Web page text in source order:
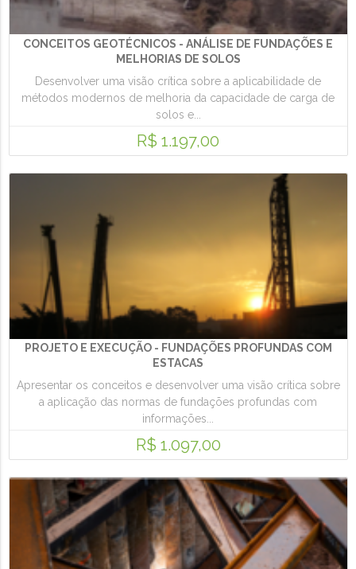
CONCEITOS GEOTÉCNICOS - ANÁLISE DE FUNDAÇÕES E
MELHORIAS DE SOLOS
Desenvolver uma visão crítica sobre a aplicabilidade de
métodos modernos de melhoria da capacidade de carga de
solos e...
R$ 1.197,00
PROJETO E EXECUÇÃO - FUNDAÇÕES PROFUNDAS COM
ESTACAS
Apresentar os conceitos e desenvolver uma visão crítica sobre
a aplicação das normas de fundações profundas com
informações...
R$ 1.097,00